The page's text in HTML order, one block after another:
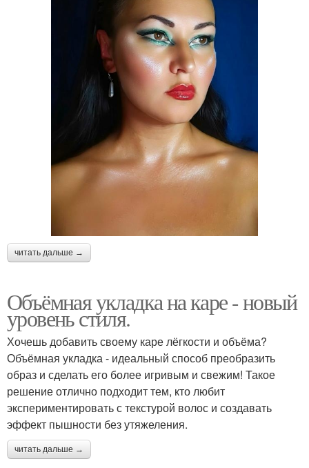
читать дальше →
Объёмная укладка на каре - новый
уровень стиля.
Хочешь добавить своему каре лёгкости и объёма?
Объёмная укладка - идеальный способ преобразить
образ и сделать его более игривым и свежим! Такое
решение отлично подходит тем, кто любит
экспериментировать с текстурой волос и создавать
эффект пышности без утяжеления.
читать дальше →